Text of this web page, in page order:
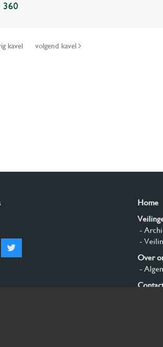
360
kavel volgend kavel
Home
-
-
Over
-